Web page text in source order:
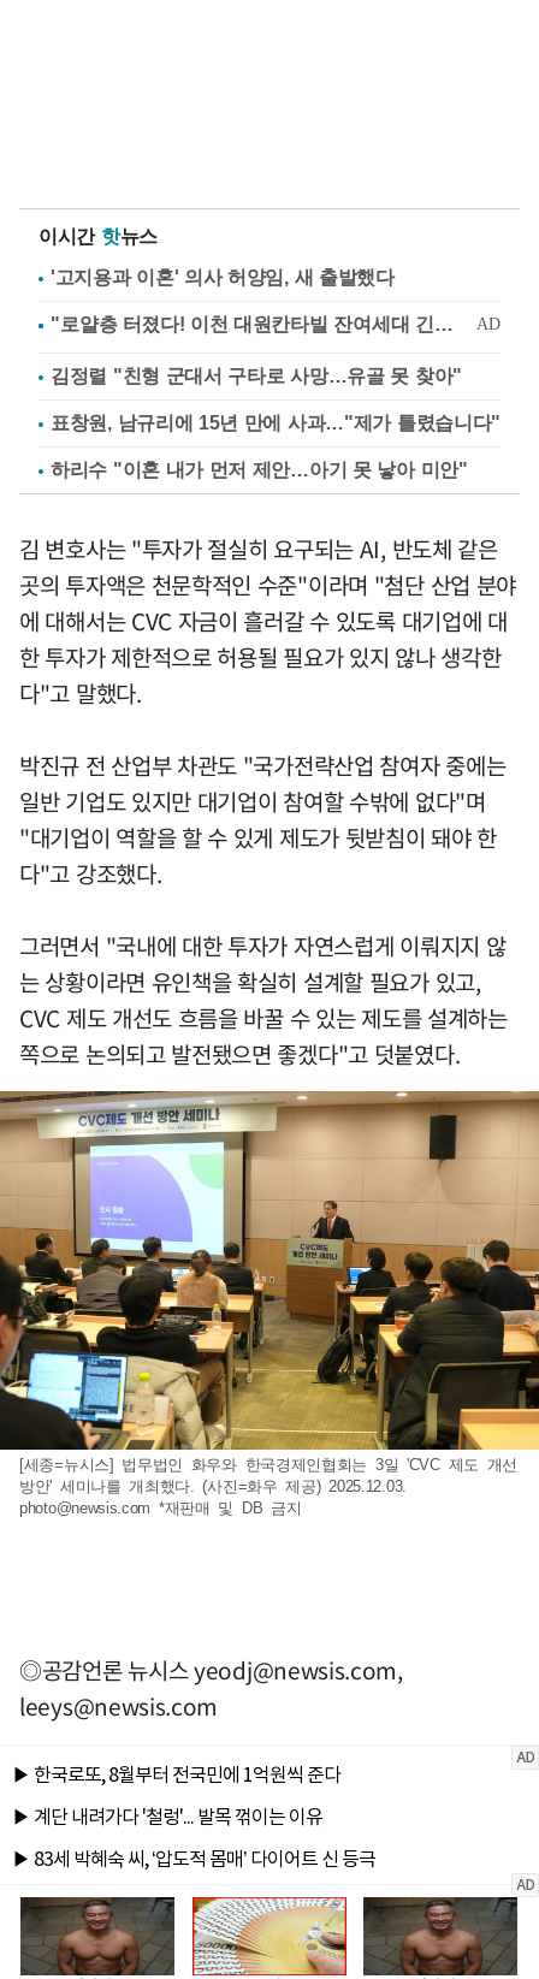
이시간 핫뉴스
'고지용과 이혼' 의사 허양임, 새 출발했다
김정렬 "친형 군대서 구타로 사망…유골 못 찾아"
표창원, 남규리에 15년 만에 사과…"제가 틀렸습니다"
하리수 "이혼 내가 먼저 제안…아기 못 낳아 미안"
김 변호사는 "투자가 절실히 요구되는 AI, 반도체 같은
곳의 투자액은 천문학적인 수준"이라며 "첨단 산업 분야
에 대해서는 CVC 자금이 흘러갈 수 있도록 대기업에 대
한 투자가 제한적으로 허용될 필요가 있지 않나 생각한
다"고 말했다.
박진규 전 산업부 차관도 "국가전략산업 참여자 중에는
일반 기업도 있지만 대기업이 참여할 수밖에 없다"며
"대기업이 역할을 할 수 있게 제도가 뒷받침이 돼야 한
다"고 강조했다.
그러면서 "국내에 대한 투자가 자연스럽게 이뤄지지 않
는 상황이라면 유인책을 확실히 설계할 필요가 있고,
CVC 제도 개선도 흐름을 바꿀 수 있는 제도를 설계하는
쪽으로 논의되고 발전됐으면 좋겠다"고 덧붙였다.
[세종=뉴시스] 법무법인 화우와 한국경제인협회는 3일 'CVC 제도 개선
방안' 세미나를 개최했다. (사진=화우 제공) 2025.12.03.
photo@newsis.com *재판매 및 DB 금지
◎공감언론 뉴시스yeodj@newsis.com,
leeys@newsis.com